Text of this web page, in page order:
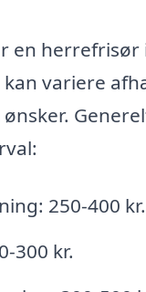
en
variere
250-400 kr.
300 kr.